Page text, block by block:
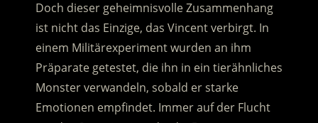
Doch dieser geheimnisvolle Zusammenhang
ist nicht das Einzige, das Vincent verbirgt. In
einem Militärexperiment wurden an ihm
Präparate getestet, die ihn in ein tierähnliches
Monster verwandeln, sobald er starke
Emotionen empfindet. Immer auf der Flucht